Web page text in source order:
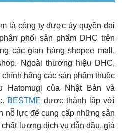
là công ty được ủy quyền đại
phối sản phẩm DHC trên
các gian hàng shopee mall,
Ngoài thương hiệu DHC,
hãng các sản phẩm thuộc
Hatomugi của Nhật Bản và
BESTME được thành lập với
nỗ lực để cung cấp những sản
lượng dịch vụ dẫn đầu, giá